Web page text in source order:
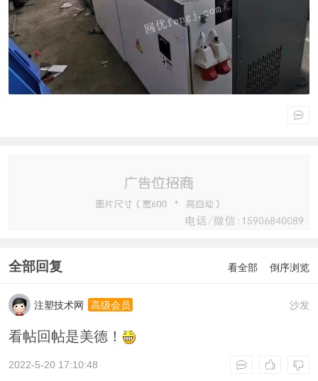
全部回复 看全部 倒序浏览
沙发
注塑技术网 高级会员
看帖回帖是美德！
2022-5-20 17:10:48